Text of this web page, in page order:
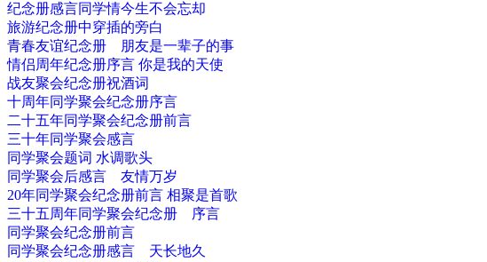
纪念册感言同学情今生不会忘却
旅游纪念册中穿插的旁白
青春友谊纪念册 朋友是一辈子的事
情侣周年纪念册序言 你是我的天使
战友聚会纪念册祝酒词
十周年同学聚会纪念册序言
二十五年同学聚会纪念册前言
三十年同学聚会感言
同学聚会题词 水调歌头
同学聚会后感言 友情万岁
20年同学聚会纪念册前言 相聚是首歌
三十五周年同学聚会纪念册 序言
同学聚会纪念册前言
同学聚会纪念册感言 天长地久